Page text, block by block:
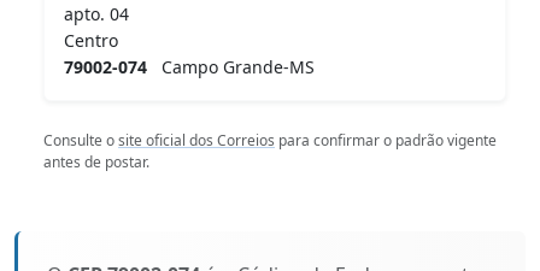
apto. 04
Centro
79002-074 Campo Grande-MS
Consulte osite oficial dos Correios para confirmar o padrão vigente
antes de postar.